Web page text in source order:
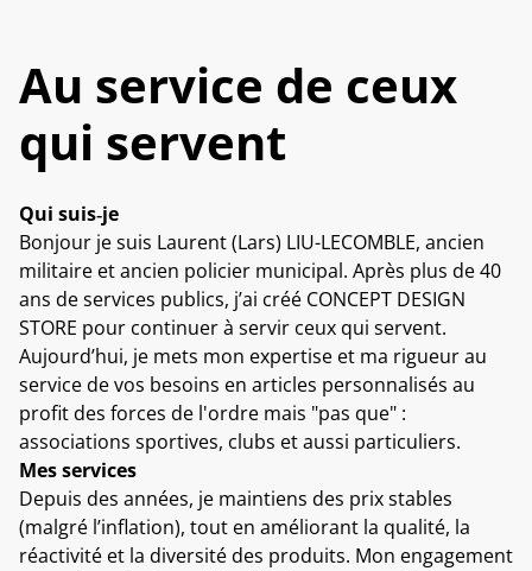
Au service de ceux
qui servent
Qui suis‑je
Bonjour je suis Laurent (Lars) LIU-LECOMBLE, ancien
militaire et ancien policier municipal. Après plus de 40
ans de services publics, j’ai créé CONCEPT DESIGN
STORE pour continuer à servir ceux qui servent.
Aujourd’hui, je mets mon expertise et ma rigueur au
service de vos besoins en articles personnalisés au
profit des forces de l'ordre mais "pas que" :
associations sportives, clubs et aussi particuliers.
Mes services
Depuis des années, je maintiens des prix stables
(malgré l’inflation), tout en améliorant la qualité, la
réactivité et la diversité des produits. Mon engagement